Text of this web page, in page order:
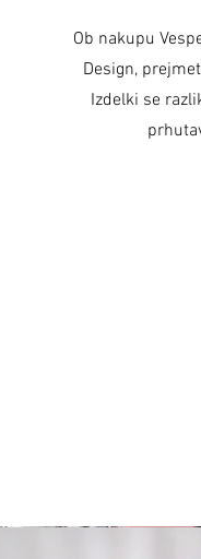
Ob nakupu
Design,
Izdelki se